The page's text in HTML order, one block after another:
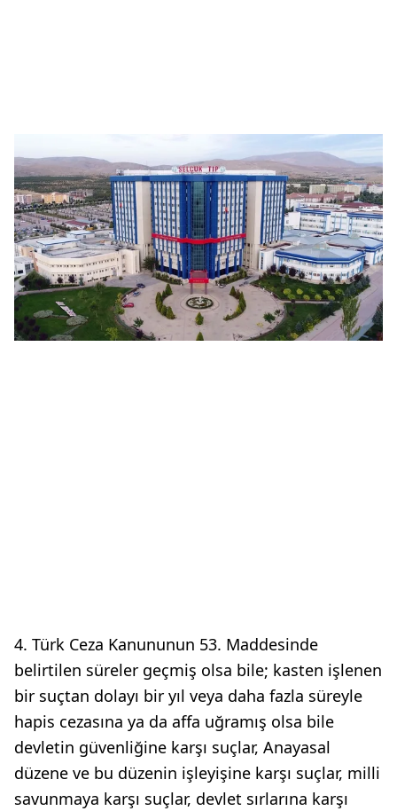
4. Türk Ceza Kanununun 53. Maddesinde
belirtilen süreler geçmiş olsa bile; kasten işlenen
bir suçtan dolayı bir yıl veya daha fazla süreyle
hapis cezasına ya da affa uğramış olsa bile
devletin güvenliğine karşı suçlar, Anayasal
düzene ve bu düzenin işleyişine karşı suçlar, milli
savunmaya karşı suçlar, devlet sırlarına karşı